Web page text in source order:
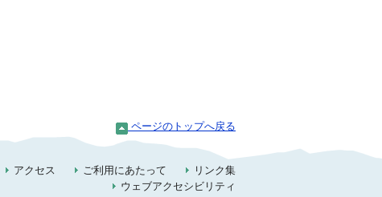
ページのトップへ戻る
アクセス ご利用にあたって
リンク集
ウェブアクセシビリティ